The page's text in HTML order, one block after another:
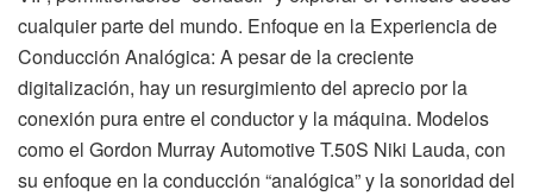
cualquier parte del mundo. Enfoque en la Experiencia de
Conducción Analógica: A pesar de la creciente
digitalización, hay un resurgimiento del aprecio por la
conexión pura entre el conductor y la máquina. Modelos
como el Gordon Murray Automotive T.50S Niki Lauda, con
su enfoque en la conducción “analógica” y la sonoridad del